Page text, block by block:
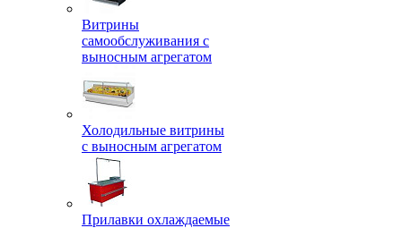
Витрины
самообслуживания с
выносным агрегатом
Холодильные витрины
с выносным агрегатом
Прилавки охлаждаемые